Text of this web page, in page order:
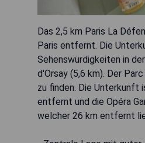
Das 2,5 km Paris La
Paris entfernt. Die
Sehenswürdigkeiten in
d'Orsay (5,6 km). Der
zu finden. Die Unterkunft
entfernt und die Opéra
welcher 26 km entfernt